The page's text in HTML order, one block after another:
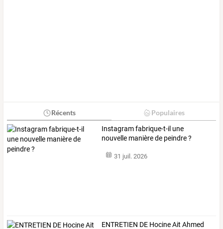
Récents Populaires
Instagram fabrique-t-il une
nouvelle manière de peindre ?
31 juil. 2026
ENTRETIEN DE HocineAit Ahmed